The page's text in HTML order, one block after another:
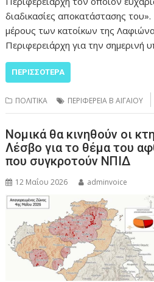
διαδικασίες αποκατάστασης του».
μέρους των κατοίκων της
Περιφερειάρχη για την σημερινή
ΠΕΡΙΣΣΌΤΕΡΑ
ΠΟΛΙΤΙΚΑ ΠΕΡΙΦΕΡΕΙΑ Β ΑΙΓΑΙΟΥ
Νομικά θα κινηθούν οι
Λέσβο για το θέμα του
που συγκροτούν ΝΠΙΔ
12 Μαΐου 2026 adminvoice